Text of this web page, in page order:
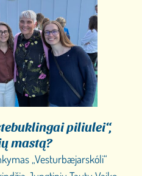
piliulei“,
mastą?
„Vesturbæjarskóli“